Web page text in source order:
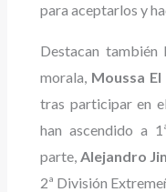
para aceptarlos y
Destacan también
morala, Moussa
tras participar en
han ascendido a
parte, Alejandro
2ª División